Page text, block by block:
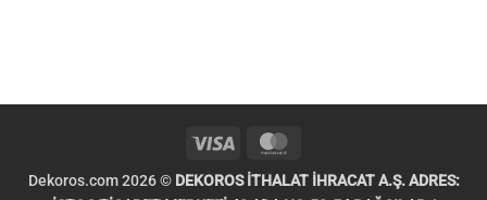
Visa
Dekoros.com 2026 © DEKOROS İTHALAT İHRACAT A.Ş. ADRES: